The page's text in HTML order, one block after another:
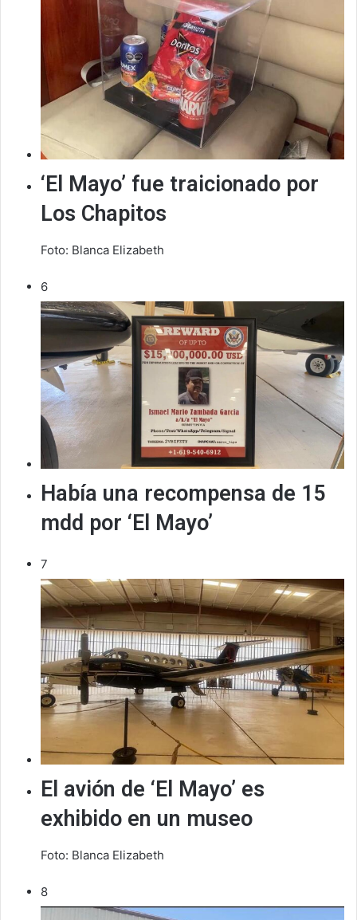
‘El Mayo’ fue traicionado por
Los Chapitos
Foto: Blanca Elizabeth
6
Había una recompensa de 15
mdd por ‘El Mayo’
7
El avión de ‘El Mayo’ es
exhibido en un museo
Foto: Blanca Elizabeth
8